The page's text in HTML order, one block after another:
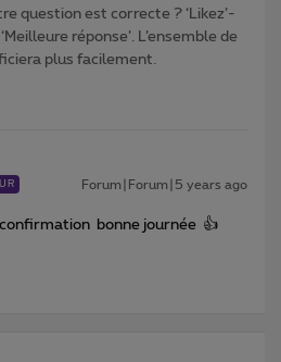
question est correcte ? ‘Likez’-
réponse’. L’ensemble de
plus facilement.
Forum|Forum|5 years ago
bonne journée 👍